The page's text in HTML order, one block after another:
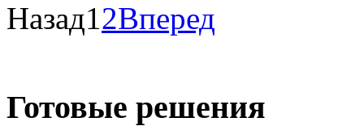
Назад12Вперед
Готовые решения